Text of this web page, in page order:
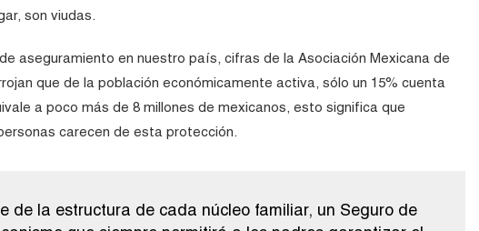
son viudas.
aseguramiento en nuestro país, cifras de la Asociación Mexicana de
que de la población económicamente activa, sólo un 15% cuenta
a poco más de 8 millones de mexicanos, esto significa que
carecen de esta protección.
de la estructura de cada núcleo familiar, un Seguro de